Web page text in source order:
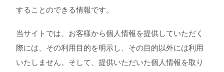
することのできる情報です。
当サイトでは、お客様から個人情報を提供していただく
際には、その利用目的を明示し、その目的以外には利用
いたしません。そして、提供いただいた個人情報を取り